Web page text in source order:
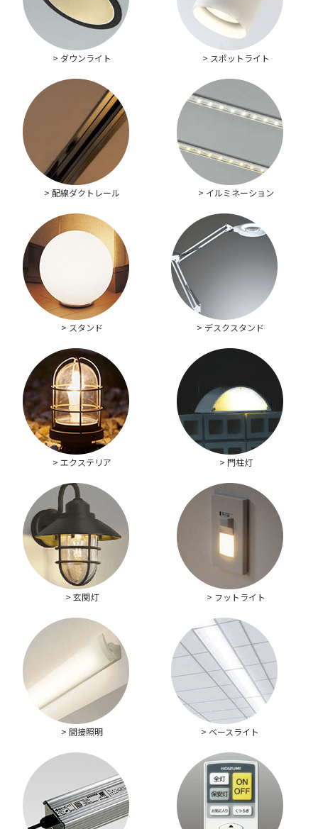
> ダウンライト > スポットライト
> 配線ダクトレール > イルミネーション
> スタンド > デスクスタンド
> エクステリア > 門柱灯
> 玄関灯 > フットライト
> 間接照明 > ベースライト